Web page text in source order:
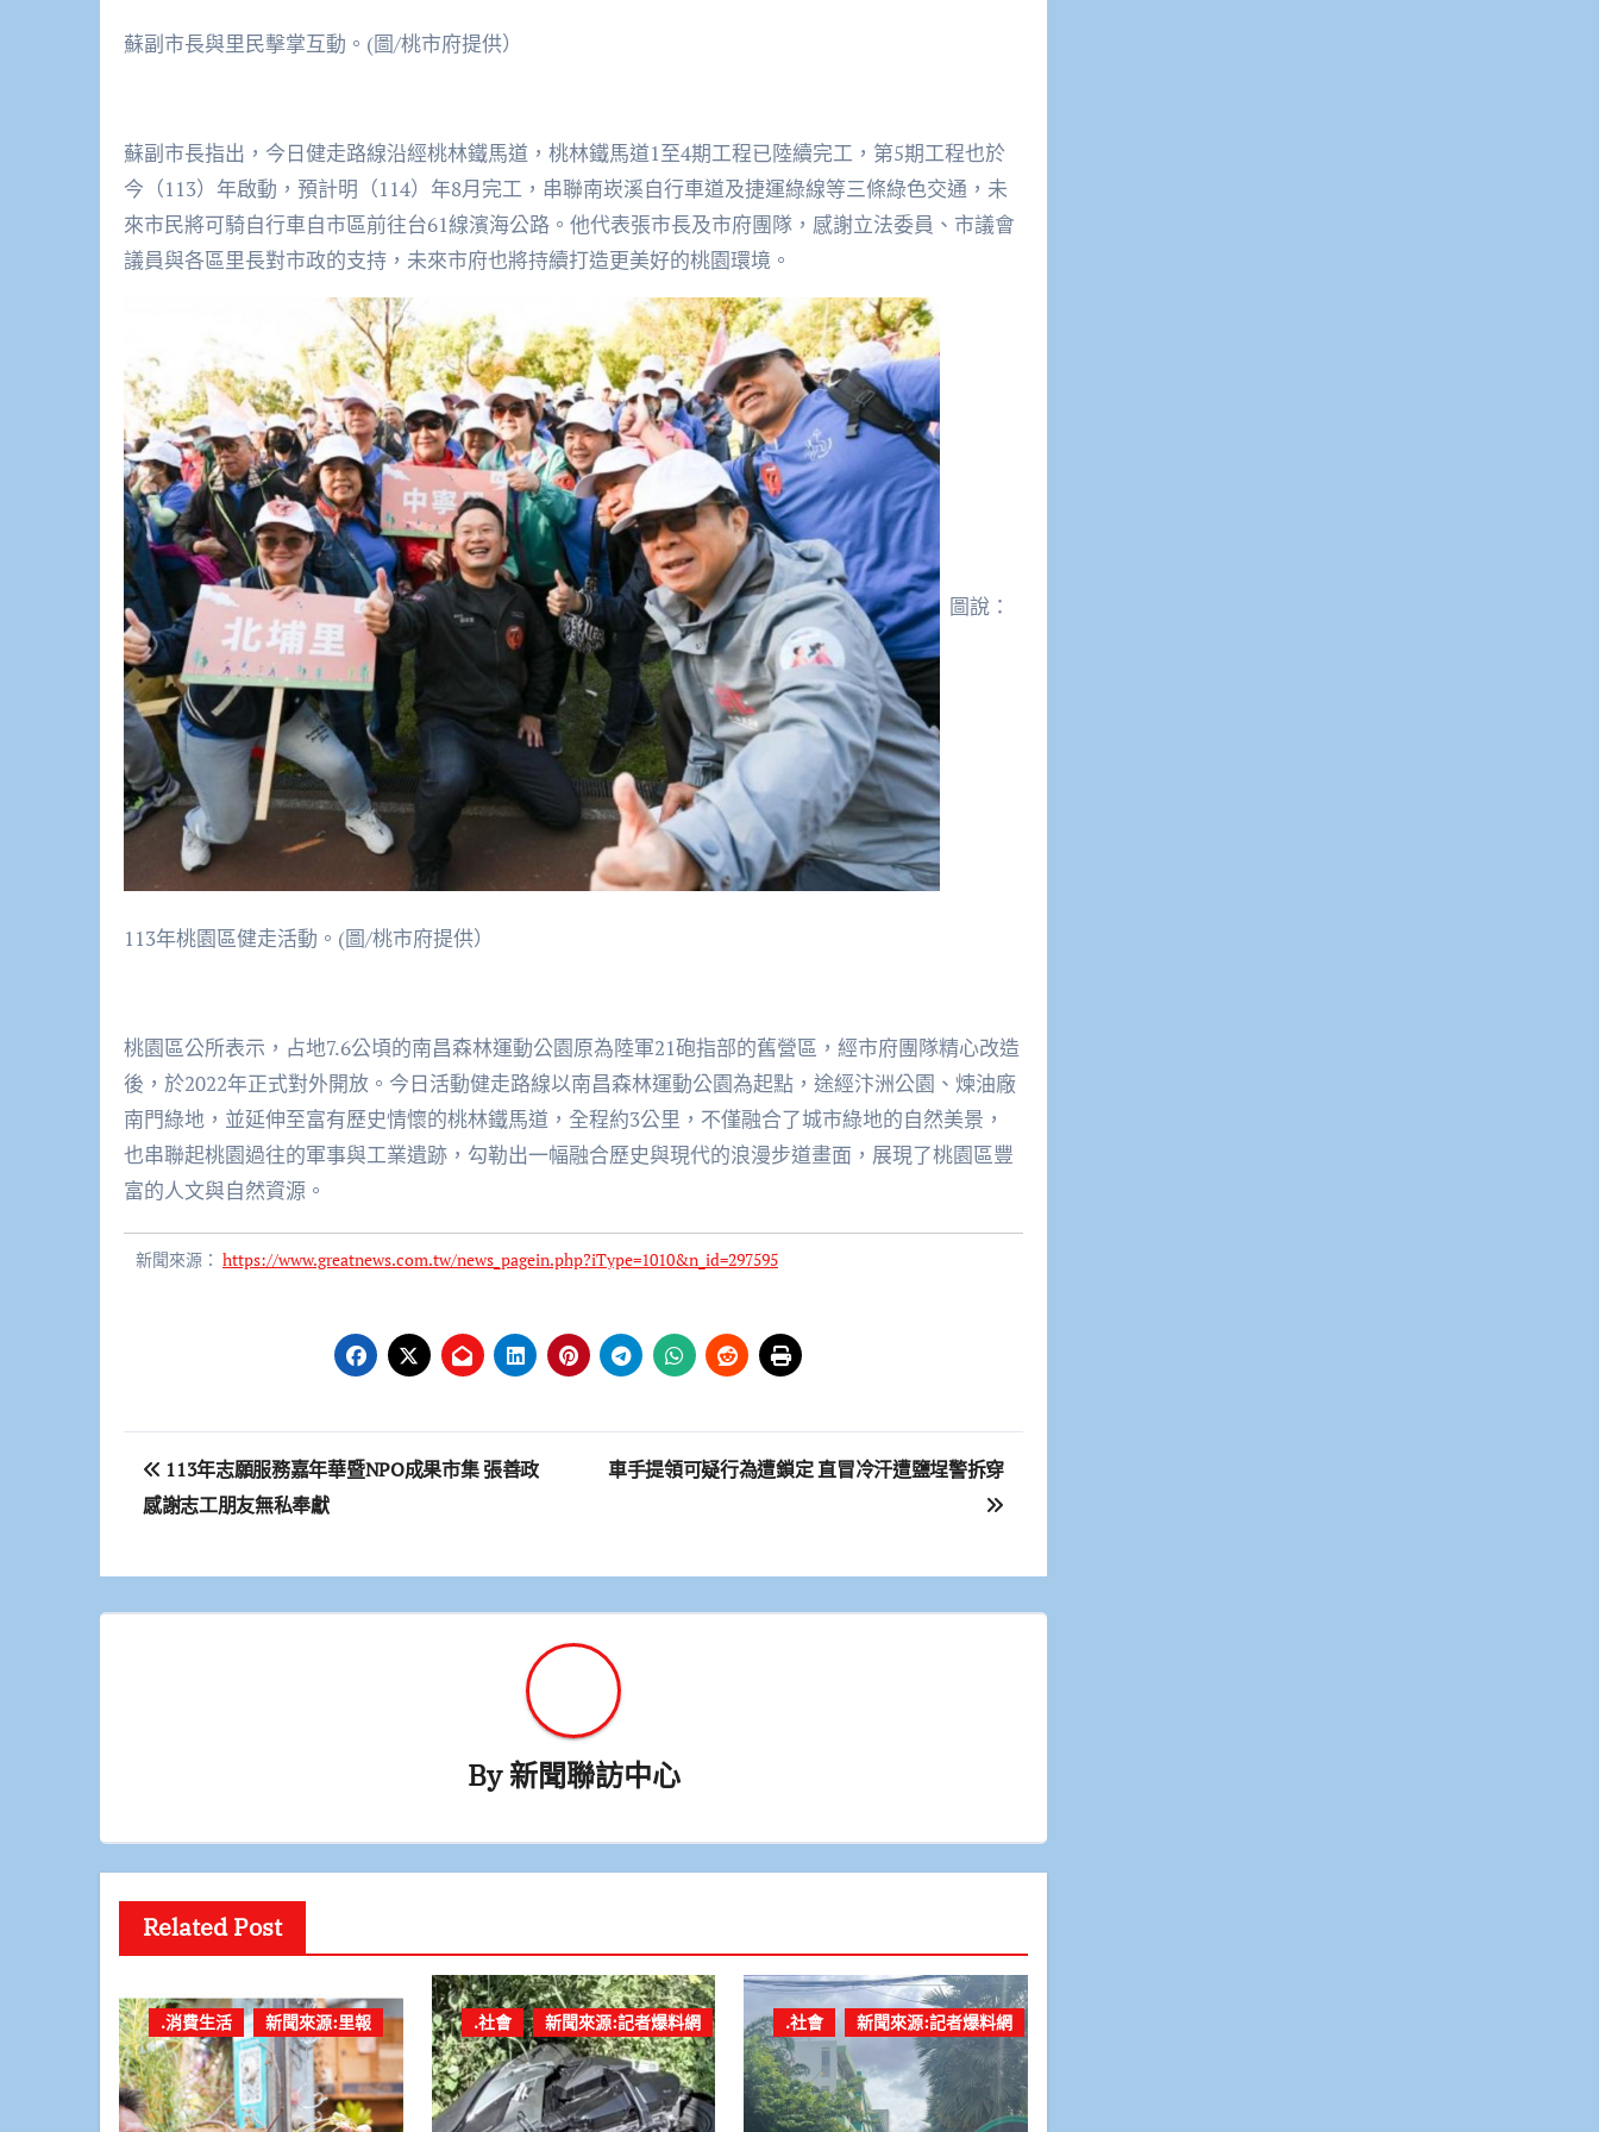
蘇副市長與里民擊掌互動。(圖/桃市府提供）
蘇副市長指出，今日健走路線沿經桃林鐵馬道，桃林鐵馬道1至4期工程已陸續完工，第5期工程也於
今（113）年啟動，預計明（114）年8月完工，串聯南崁溪自行車道及捷運綠線等三條綠色交通，未
來市民將可騎自行車自市區前往台61線濱海公路。他代表張市長及市府團隊，感謝立法委員、市議會
議員與各區里長對市政的支持，未來市府也將持續打造更美好的桃園環境。
圖說：
113年桃園區健走活動。(圖/桃市府提供）
桃園區公所表示，占地7.6公頃的南昌森林運動公園原為陸軍21砲指部的舊營區，經市府團隊精心改造
後，於2022年正式對外開放。今日活動健走路線以南昌森林運動公園為起點，途經汴洲公園、煉油廠
南門綠地，並延伸至富有歷史情懷的桃林鐵馬道，全程約3公里，不僅融合了城市綠地的自然美景，
也串聯起桃園過往的軍事與工業遺跡，勾勒出一幅融合歷史與現代的浪漫步道畫面，展現了桃園區豐
富的人文與自然資源。
新聞來源： https://www.greatnews.com.tw/news_pagein.php?iType=1010&n_id=297595
文
章
覽
113年志願服務嘉年華暨NPO成果市集 張善政
感謝志工朋友無私奉獻
車手提領可疑行為遭鎖定 直冒冷汗遭鹽埕警拆穿
By新聞聯訪中心
Related Post
.消費生活 新聞來源:里報 .社會 新聞來源:記者爆料網 .社會 新聞來源:記者爆料網